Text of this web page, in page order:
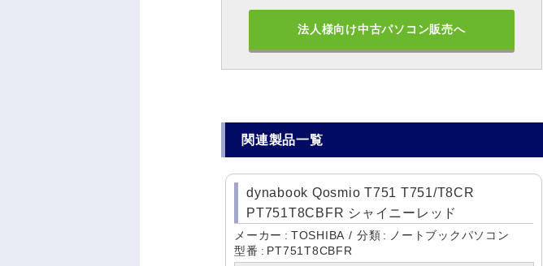
法人様向け中古パソコン販売へ
関連製品一覧
dynabook Qosmio T751 T751/T8CR
PT751T8CBFR シャイニーレッド
メーカー TOSHIBA 分類
ノートブックパソコン
型番
PT751T8CBFR